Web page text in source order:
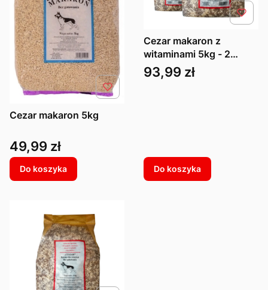
Cezar makaron 5kg
Cena
49,99 zł
Do koszyka
Cezar makaron z
witaminami 5kg - 2
sztuki
Cena
93,99 zł
Do koszyka